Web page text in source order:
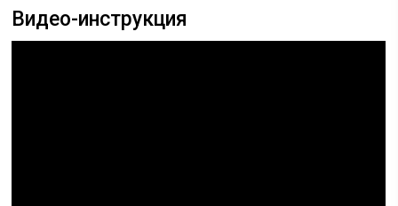
Видео-инструкция